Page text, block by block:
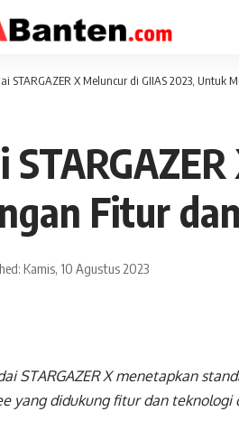
STARGAZER X Meluncur di GIIAS 2023, Untuk
Fitur
Kamis, 10 Agustus 2023
STARGAZER X menetapkan
yang didukung fitur dan teknologi